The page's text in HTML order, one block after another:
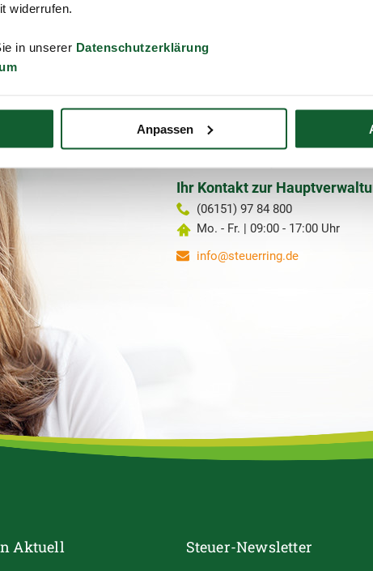
widerrufen.
in unserer Datenschutzerklärung
Anpassen
Liste
Sie benötigen Hilfe
Ihr Kontakt zur
(06151) 97 84 800
Mo. - Fr. | 09:00 - 17:00 Uhr
info@steuerring.de
Aktuell Steuer-Newsletter